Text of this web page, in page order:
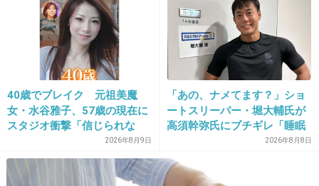
ぬ～べ～好きで漫画も読んだ!!
ただ…。丸山君はなんか違う…。
-25
19. 匿名 2014/06/03(火) 10:39:40
アニメは好きだった♡
実写化は見る気起きない
別”のリアル
40歳でブレイク 元祖美魔
女・水谷雅子、57歳の現在に
スタジオ衝撃「信じられな
い」「やっぱすごいね」2026年8月9日
「あの、ナメてます？」ショ
ートスリーパー・堀大輔氏が
高須幹弥氏にブチギレ「睡眠
不足の人＝キレやすい」SNS
で物議
2026年8月8日